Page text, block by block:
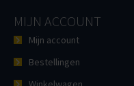
MIJN ACCOUNT
Mijn account
Bestellingen